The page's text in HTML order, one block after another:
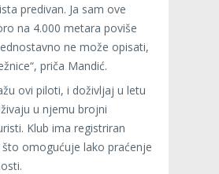
predivan. Ja sam ove
na 4.000 metara poviše
ne može opisati,
priča Mandić.
ovi piloti, i doživljaj u letu
u njemu brojni
Klub ima registriran
omogućuje lako praćenje